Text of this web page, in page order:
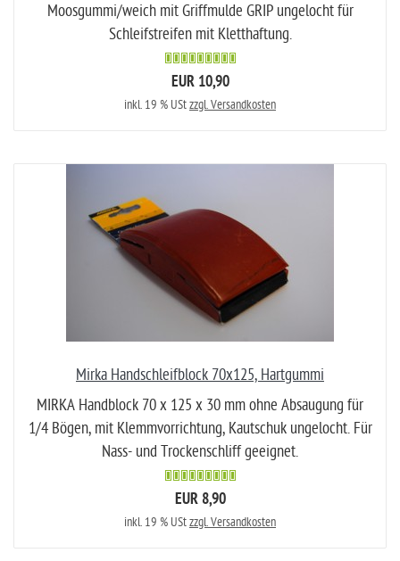
Moosgummi/weich mit Griffmulde GRIP ungelocht für
Schleifstreifen mit Kletthaftung.
EUR 10,90
inkl. 19 % UStzzgl. Versandkosten
Mirka Handschleifblock 70x125, Hartgummi
MIRKA Handblock 70 x 125 x 30 mm ohne Absaugung für
1/4 Bögen, mit Klemmvorrichtung, Kautschuk ungelocht. Für
Nass- und Trockenschliff geeignet.
EUR 8,90
inkl. 19 % UStzzgl. Versandkosten